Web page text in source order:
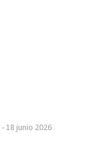
- 18 junio 2026